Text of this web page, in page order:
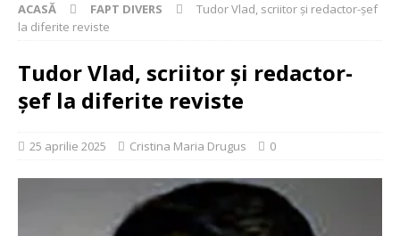
ACASĂ FAPT DIVERS
Tudor Vlad, scriitor și redactor-șef
la diferite reviste
Tudor Vlad, scriitor și redactor-
șef la diferite reviste
25 aprilie 2025 Cristina Maria Drugus 0